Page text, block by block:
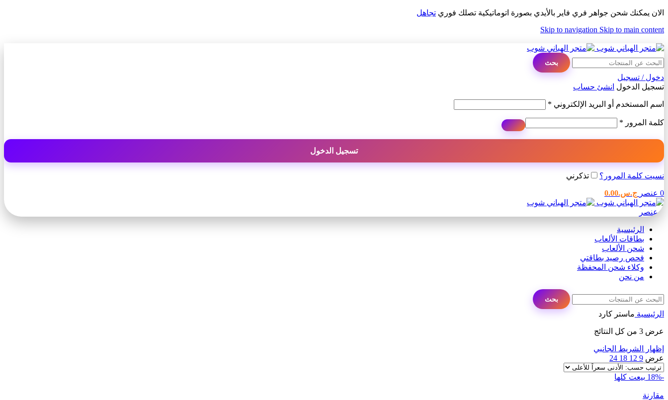
الان يمكنك شحن جواهر فري فاير بالأيدي بصورة اتوماتيكية تصلك فوري تجاهل
Skip to navigation Skip to main content
بحث
دخول / تسجيل
تسجيل الدخول انشئ حساب
اسم المستخدم أو البريد الإلكتروني *
كلمة المرور *
تسجيل الدخول
نسيت كلمة المرور؟ تذكرني
0 عنصر ج.س.0.00
0 عنصر
الرئيسية
بطاقات الألعاب
شحن الألعاب
فحص رصيد بطاقتي
وكلاء شحن المحفظة
من نحن
بحث
الرئيسية ماستر كارد
عرض ⁦3⁩ من كل النتائج
إظهار الشريط الجانبي
عرض 9
12
18
24
-18% بيعت كلها
مقارنة